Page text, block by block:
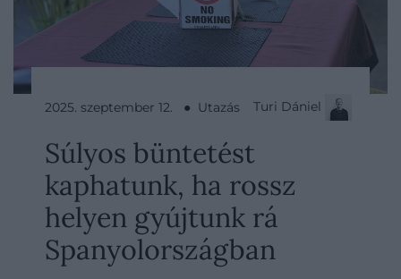
2025. szeptember 12. ● Utazás Turi Dániel
Súlyos büntetést
kaphatunk, ha rossz
helyen gyújtunk rá
Spanyolországban